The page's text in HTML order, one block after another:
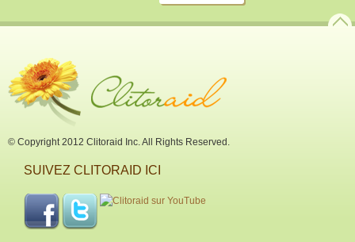
© Copyright 2012 Clitoraid Inc. All Rights Reserved.
SUIVEZ CLITORAID ICI